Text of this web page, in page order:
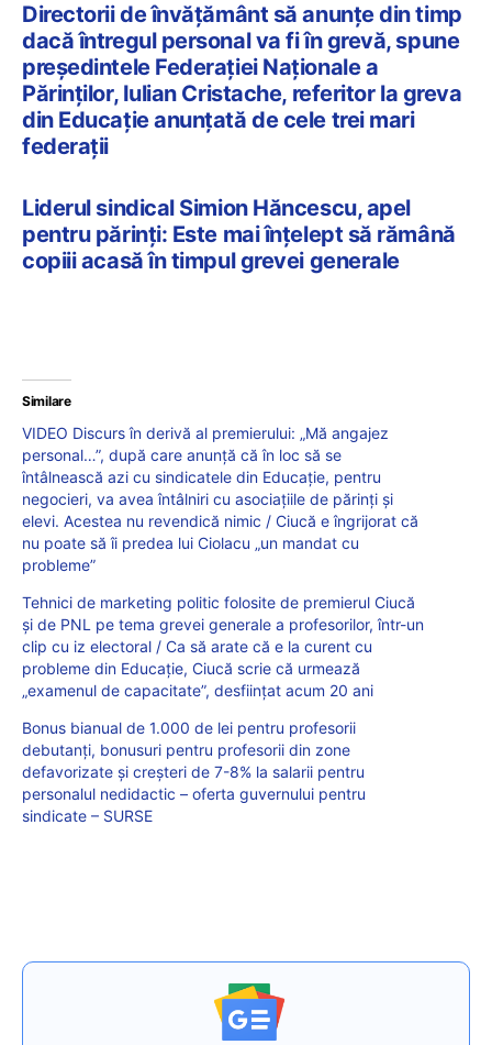
Directorii de învățământ să anunțe din timp
dacă întregul personal va fi în grevă, spune
președintele Federației Naționale a
Părinților, Iulian Cristache, referitor la greva
din Educație anunțată de cele trei mari
federații
Liderul sindical Simion Hăncescu, apel
pentru părinți: Este mai înțelept să rămână
copiii acasă în timpul grevei generale
Similare
VIDEO Discurs în derivă al premierului: „Mă angajez
personal…”, după care anunță că în loc să se
întâlnească azi cu sindicatele din Educație, pentru
negocieri, va avea întâlniri cu asociațiile de părinți și
elevi. Acestea nu revendică nimic / Ciucă e îngrijorat că
nu poate să îi predea lui Ciolacu „un mandat cu
probleme”
Tehnici de marketing politic folosite de premierul Ciucă
și de PNL pe tema grevei generale a profesorilor, într-un
clip cu iz electoral / Ca să arate că e la curent cu
probleme din Educație, Ciucă scrie că urmează
„examenul de capacitate”, desființat acum 20 ani
Bonus bianual de 1.000 de lei pentru profesorii
debutanți, bonusuri pentru profesorii din zone
defavorizate și creșteri de 7-8% la salarii pentru
personalul nedidactic – oferta guvernului pentru
sindicate – SURSE